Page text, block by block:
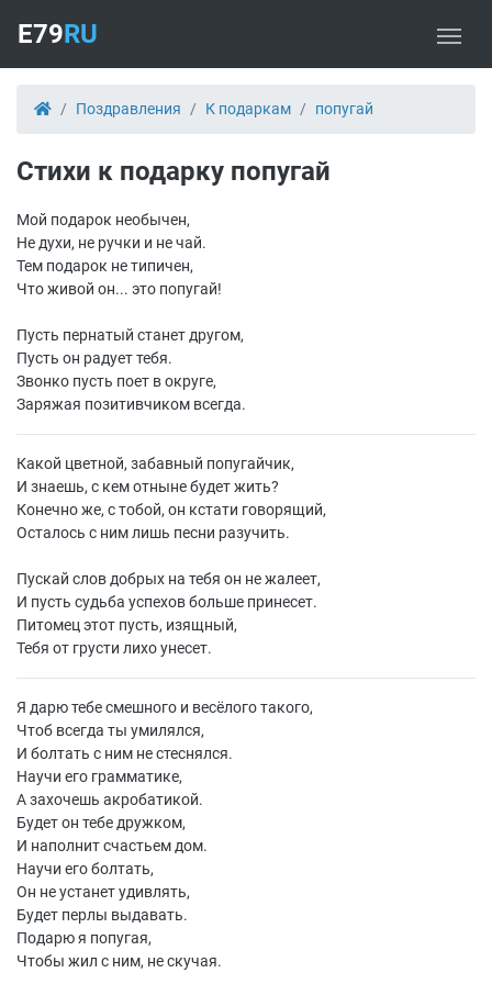
E79RU
Поздравления К подаркам попугай
Стихи к подарку попугай
Мой подарок необычен,
Не духи, не ручки и не чай.
Тем подарок не типичен,
Что живой он... это попугай!
Пусть пернатый станет другом,
Пусть он радует тебя.
Звонко пусть поет в округе,
Заряжая позитивчиком всегда.
Какой цветной, забавный попугайчик,
И знаешь, с кем отныне будет жить?
Конечно же, с тобой, он кстати говорящий,
Осталось с ним лишь песни разучить.
Пускай слов добрых на тебя он не жалеет,
И пусть судьба успехов больше принесет.
Питомец этот пусть, изящный,
Тебя от грусти лихо унесет.
Я дарю тебе смешного и весёлого такого,
Чтоб всегда ты умилялся,
И болтать с ним не стеснялся.
Научи его грамматике,
А захочешь акробатикой.
Будет он тебе дружком,
И наполнит счастьем дом.
Научи его болтать,
Он не устанет удивлять,
Будет перлы выдавать.
Подарю я попугая,
Чтобы жил с ним, не скучая.